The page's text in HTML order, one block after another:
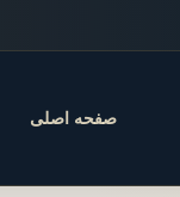
صفحه اصلی